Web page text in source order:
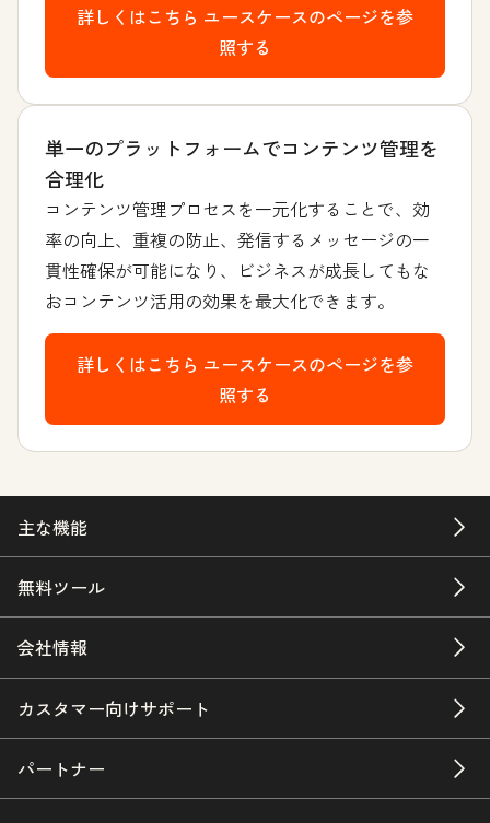
詳しくはこちら ユースケースのページを参
照する
単一のプラットフォームでコンテンツ管理を
合理化
コンテンツ管理プロセスを一元化することで、効
率の向上、重複の防止、発信するメッセージの一
貫性確保が可能になり、ビジネスが成長してもな
おコンテンツ活用の効果を最大化できます。
詳しくはこちら ユースケースのページを参
照する
主な機能
無料ツール
会社情報
カスタマー向けサポート
パートナー